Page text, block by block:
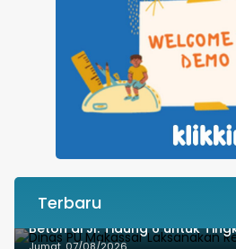
Terbaru
Dinas PU Makassar
Beton di Jl. Tidung 6 untuk